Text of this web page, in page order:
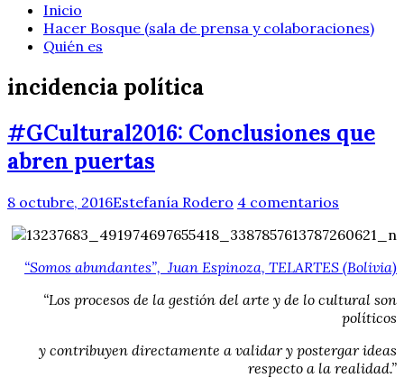
Inicio
Hacer Bosque (sala de prensa y colaboraciones)
Quién es
incidencia política
#GCultural2016: Conclusiones que
abren puertas
8 octubre, 2016Estefanía Rodero 4 comentarios
“Somos abundantes”, Juan Espinoza, TELARTES (Bolivia)
“Los procesos de la gestión del arte y de lo cultural son
políticos
y contribuyen directamente a validar y postergar ideas
respecto a la realidad.”